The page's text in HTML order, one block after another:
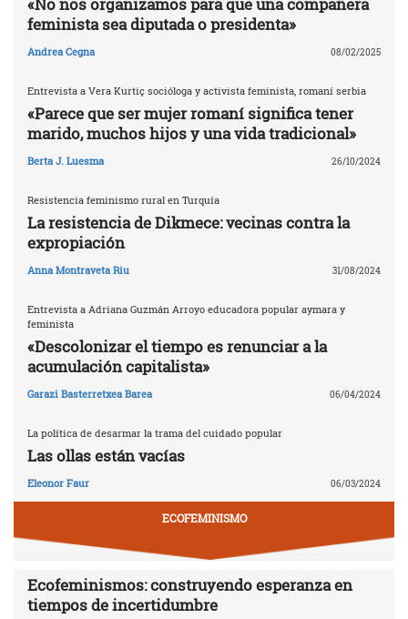
«No nos organizamos para que una compañera
feminista sea diputada o presidenta»
Andrea Cegna 08/02/2025
Entrevista a Vera Kurtiç socióloga y activista feminista, romaní serbia
«Parece que ser mujer romaní significa tener
marido, muchos hijos y una vida tradicional»
Berta J. Luesma 26/10/2024
Resistencia feminismo rural en Turquía
La resistencia de Dikmece: vecinas contra la
expropiación
Anna Montraveta Riu 31/08/2024
Entrevista a Adriana Guzmán Arroyo educadora popular aymara y
feminista
«Descolonizar el tiempo es renunciar a la
acumulación capitalista»
Garazi Basterretxea Barea 06/04/2024
La política de desarmar la trama del cuidado popular
Las ollas están vacías
Eleonor Faur 06/03/2024
ECOFEMINISMO
Ecofeminismos: construyendo esperanza en
tiempos de incertidumbre